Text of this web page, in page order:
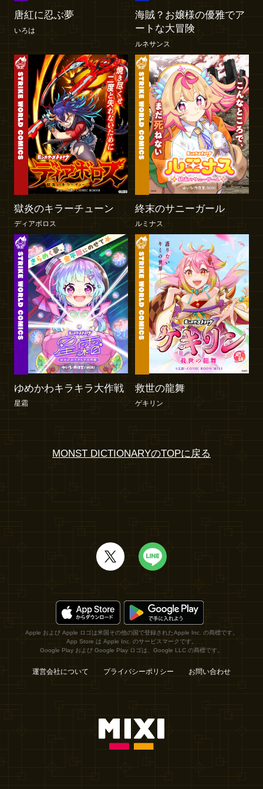
唐紅に忍ぶ夢
いろは
海賊？お嬢様の優雅でア
ートな大冒険
ルネサンス
獄炎のキラーチューン
ディアボロス
終末のサニーガール
ルミナス
ゆめかわキラキラ大作戦
星霜
救世の龍舞
ゲキリン
MONST DICTIONARYのTOPに戻る
Apple および Apple ロゴは米国その他の国で登録されたApple Inc. の商標です。
App Store は Apple Inc. のサービスマークです。
Google Play および Google Play ロゴは、Google LLC の商標です。
運営会社について プライバシーポリシー お問い合わせ